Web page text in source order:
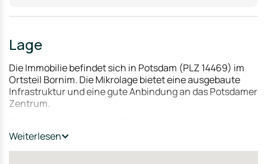
Lage
Die Immobilie befindet sich in Potsdam (PLZ 14469) im
Ortsteil Bornim. Die Mikrolage bietet eine ausgebaute
Infrastruktur und eine gute Anbindung an das Potsdamer
Zentrum.
Die Anbindung an den öffentlichen Nahverkehr ist durch
Weiterlesen